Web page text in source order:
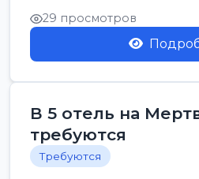
29 просмотров
В 5 отель на
требуются
Требуются